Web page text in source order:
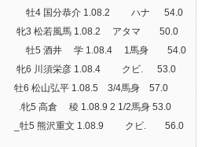
牡4 国分恭介 1.08.2 ハナ 54.0
. 牝3 松若風馬 1.08.2 アタマ 50.0
5 酒井 学 1.08.4 1馬身 54.0
牝6 川須栄彦 1.08.4 クビ. 53.0
牡6 松山弘平 1.08.5 3/4馬身 57.0
. .牝5 高倉 稜 1.08.9 2 1/2馬身 53.0
_牡5 熊沢重文 1.08.9 クビ. 56.0